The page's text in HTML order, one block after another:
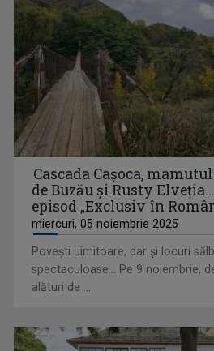
ALINA STANCUAbsolventă a
Cascada Cașoca,
de Buzău şi Rusty
episod „Exclusiv în
miercuri, 05 noiembrie 2025
Povești uimitoare, dar şi locuri
spectaculoase... Pe 9 noiembrie,
alături de ...